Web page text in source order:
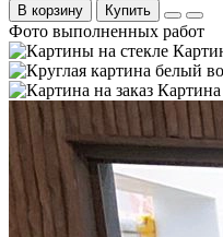
В корзину Купить
Фото выполненных работ
Картина